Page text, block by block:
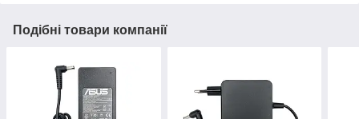
Подібні товари компанії